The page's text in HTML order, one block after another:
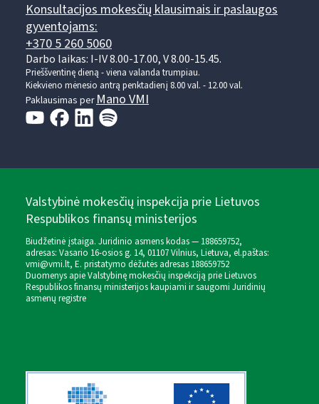
Konsultacijos mokesčių klausimais ir paslaugos
gyventojams:
+370 5 260 5060
Darbo laikas: I-IV 8.00-17.00, V 8.00-15.45.
Prieššventinę dieną - viena valanda trumpiau.
Kiekvieno mėnesio antrą penktadienį 8.00 val. - 12.00 val.
Paklausimas perMano VMI
Valstybinė mokesčių inspekcija prie Lietuvos
Respublikos finansų ministerijos
Biudžetinė įstaiga. Juridinio asmens kodas — 188659752,
adresas: Vasario 16-osios g. 14, 01107 Vilnius, Lietuva, el.paštas:
vmi@vmi.lt, E. pristatymo dėžutės adresas 188659752
Duomenys apie Valstybinę mokesčių inspekciją prie Lietuvos
Respublikos finansų ministerijos kaupiami ir saugomi Juridinių
asmenų registre